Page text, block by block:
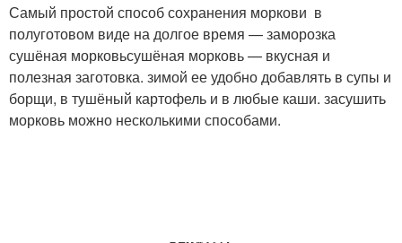
Самый простой способ сохранения моркови в
полуготовом виде на долгое время — заморозка
сушёная морковьсушёная морковь — вкусная и
полезная заготовка. зимой ее удобно добавлять в супы и
борщи, в тушёный картофель и в любые каши. засушить
морковь можно несколькими способами.